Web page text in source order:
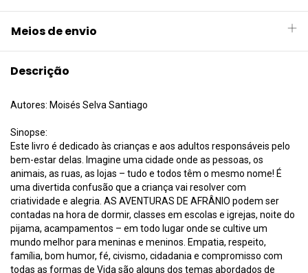
Meios de envio
Descrição
Autores: Moisés Selva Santiago
Sinopse:
Este livro é dedicado às crianças e aos adultos responsáveis pelo
bem-estar delas. Imagine uma cidade onde as pessoas, os
animais, as ruas, as lojas – tudo e todos têm o mesmo nome! É
uma divertida confusão que a criança vai resolver com
criatividade e alegria. AS AVENTURAS DE AFRÂNIO podem ser
contadas na hora de dormir, classes em escolas e igrejas, noite do
pijama, acampamentos – em todo lugar onde se cultive um
mundo melhor para meninas e meninos. Empatia, respeito,
família, bom humor, fé, civismo, cidadania e compromisso com
todas as formas de Vida são alguns dos temas abordados de